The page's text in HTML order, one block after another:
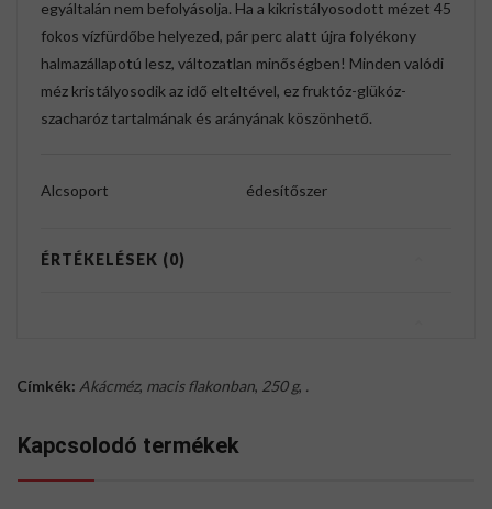
egyáltalán nem befolyásolja. Ha a kikristályosodott mézet 45
fokos vízfürdőbe helyezed, pár perc alatt újra folyékony
halmazállapotú lesz, változatlan minőségben! Minden valódi
méz kristályosodik az idő elteltével, ez fruktóz-glükóz-
szacharóz tartalmának és arányának köszönhető.
Alcsoport édesítőszer
ÉRTÉKELÉSEK (0)
Címkék: Akácméz, macis flakonban, 250 g, .
Kapcsolodó termékek